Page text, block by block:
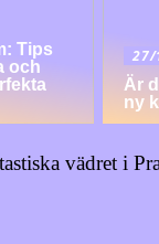
Tips
och
27/
Är
ny
vädret i